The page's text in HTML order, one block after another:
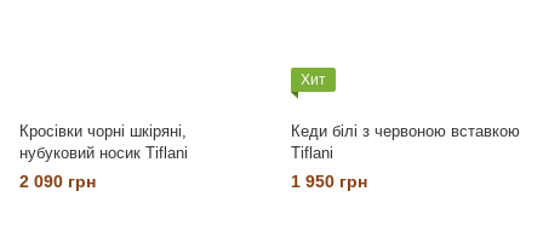
Кросівки чорні шкіряні,
нубуковий носик Tiflani
2 090 грн
Хит
Кеди білі з червоною вставкою
Tiflani
1 950 грн